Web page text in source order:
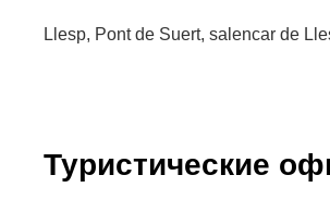
Llesp, Pont de Suert, salencar de
Туристические